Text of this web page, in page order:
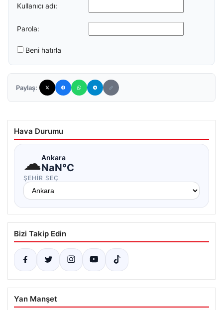
Kullanıcı adı:
Parola:
Beni hatırla
Paylaş:
Hava Durumu
☁Ankara
NaN°C
ŞEHIR SEÇ
Bizi Takip Edin
Yan Manşet